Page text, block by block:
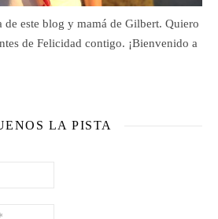
de este blog y mamá de Gilbert. Quiero
de Felicidad contigo. ¡Bienvenido a
LA PISTA